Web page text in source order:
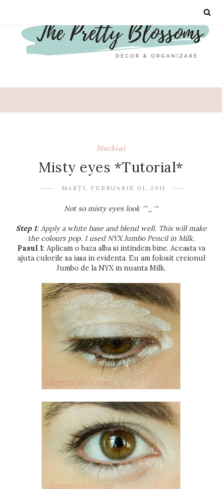
Machiaj
Misty eyes *Tutorial*
MARȚI, FEBRUARIE 01, 2011
Not so misty eyes look ^_^
Step 1: Apply a white base and blend well. This will make
the colours pop. I used NYX Jumbo Pencil in Milk.
Pasul 1: Aplicam o baza alba si intindem bine. Aceasta va
ajuta culorile sa iasa in evidenta. Eu am folosit creionul
Jumbo de la NYX in nuanta Milk.